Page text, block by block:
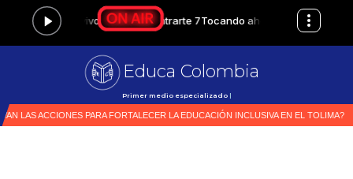
Educa Colombia
Primer medio especializado en educación en